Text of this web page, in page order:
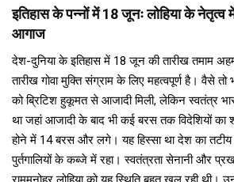
इतिहास के पन्नों में 18 जूनः लोहिया के नेतृत्व
आगाज
देश-दुनिया के इतिहास में 18 जून की तारीख तमाम
तारीख गोवा मुक्ति संग्राम के लिए महत्वपूर्ण है। वैसे
को ब्रिटिश हुकूमत से आजादी मिली, लेकिन स्वतंत्र
था जहां आजादी के बाद भी कई बरस तक विदेशियों
होने में 14 बरस और लगे। यह हिस्सा था देश का तटीय
पुर्तगालियों के कब्जे में रहा। स्वतंत्रता सेनानी और